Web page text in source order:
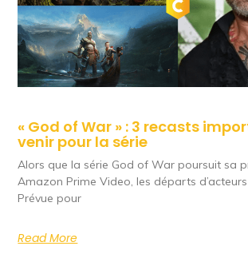
« God of War » : 3 recasts
venir pour la série
Alors que la série God of War poursuit sa
Amazon Prime Video, les départs d’acteurs
Prévue pour
Read More